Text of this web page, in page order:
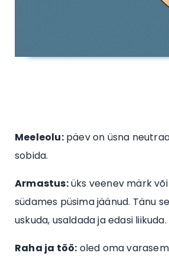
Meeleolu:päev on üsna
sobida.
Armastus:üks veenev märk
südames püsima jäänud. Tänu
uskuda, usaldada ja edasi liikuda.
Raha ja töö: oled oma